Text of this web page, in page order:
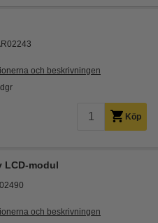
och beskrivningen
Köp
LCD-modul
och beskrivningen